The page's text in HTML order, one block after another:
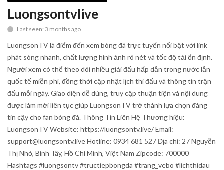
Lifestyle
Gallery
Blog
Trending
Fashion
Sitemap
Luongsontvlive
Last seen: 3 months ago
LuongsonTV là điểm đến xem bóng đá trực tuyến nổi bật với link
phát sóng nhanh, chất lượng hình ảnh rõ nét và tốc độ tải ổn định.
Người xem có thể theo dõi nhiều giải đấu hấp dẫn trong nước lẫn
quốc tế miễn phí, đồng thời cập nhật lịch thi đấu và thông tin trận
đấu mỗi ngày. Giao diện dễ dùng, truy cập thuận tiện và nội dung
được làm mới liên tục giúp LuongsonTV trở thành lựa chọn đáng
tin cậy cho fan bóng đá. Thông Tin Liên Hệ Thương hiệu:
LuongsonTV Website: https://luongsontv.live/ Email:
support@luongsontv.live Hotline: 0934 681 527 Địa chỉ: 27 Nguyễn
Thị Nhỏ, Bình Tây, Hồ Chí Minh, Việt Nam Zipcode: 700000
Hashtags #luongsontv #tructiepbongda #trang_vebo #lichthidau